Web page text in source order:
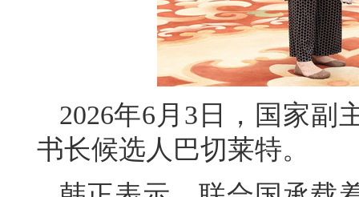
2026年6月3日，国家副
书长候选人巴切莱特。